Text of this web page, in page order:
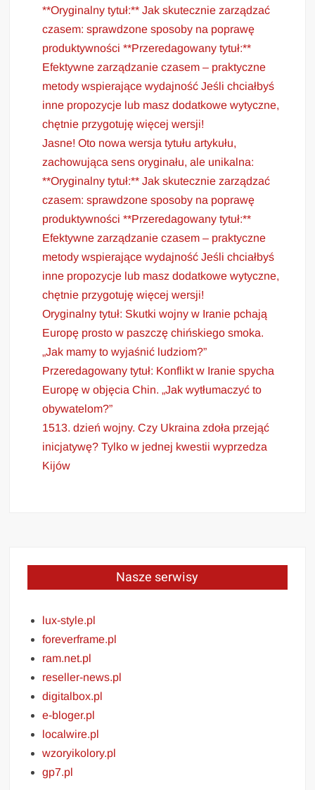
**Oryginalny tytuł:** Jak skutecznie zarządzać
czasem: sprawdzone sposoby na poprawę
produktywności **Przeredagowany tytuł:**
Efektywne zarządzanie czasem – praktyczne
metody wspierające wydajność Jeśli chciałbyś
inne propozycje lub masz dodatkowe wytyczne,
chętnie przygotuję więcej wersji!
Jasne! Oto nowa wersja tytułu artykułu,
zachowująca sens oryginału, ale unikalna:
**Oryginalny tytuł:** Jak skutecznie zarządzać
czasem: sprawdzone sposoby na poprawę
produktywności **Przeredagowany tytuł:**
Efektywne zarządzanie czasem – praktyczne
metody wspierające wydajność Jeśli chciałbyś
inne propozycje lub masz dodatkowe wytyczne,
chętnie przygotuję więcej wersji!
Oryginalny tytuł: Skutki wojny w Iranie pchają
Europę prosto w paszczę chińskiego smoka.
„Jak mamy to wyjaśnić ludziom?”
Przeredagowany tytuł: Konflikt w Iranie spycha
Europę w objęcia Chin. „Jak wytłumaczyć to
obywatelom?”
1513. dzień wojny. Czy Ukraina zdoła przejąć
inicjatywę? Tylko w jednej kwestii wyprzedza
Kijów
Nasze serwisy
lux-style.pl
foreverframe.pl
ram.net.pl
reseller-news.pl
digitalbox.pl
e-bloger.pl
localwire.pl
wzoryikolory.pl
gp7.pl